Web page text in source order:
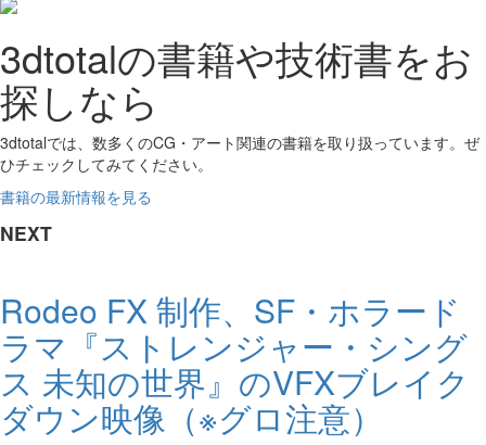
3dtotalの書籍や技術書をお
探しなら
3dtotalでは、数多くのCG・アート関連の書籍を取り扱っています。ぜ
ひチェックしてみてください。
書籍の最新情報を見る
NEXT
Rodeo FX 制作、SF・ホラード
ラマ『ストレンジャー・シング
ス 未知の世界』のVFXブレイク
ダウン映像（※グロ注意）